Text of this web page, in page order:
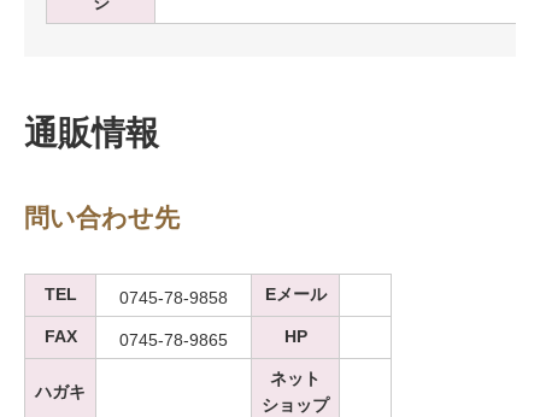
通販情報
問い合わせ先
TEL 0745-78-9858 Eメール
FAX 0745-78-9865 HP
ハガキ
ネット
ショップ